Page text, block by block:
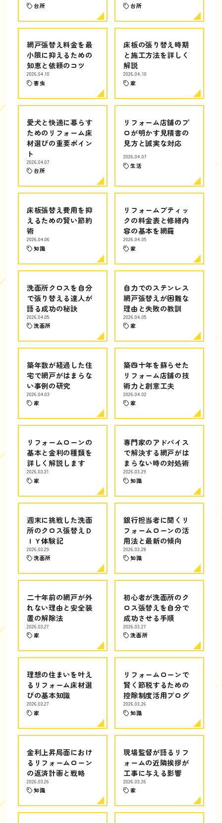
台所 台所
網戸張替え料金を最
小限に抑えるための
知恵と依頼のコツ
2026.04.10
害虫
床板の張り替え時期
と施工方法を詳しく
解説
2026.04.10
家
愛犬と快適に暮らす
ためのリフォーム床
材選びの重要ポイン
ト
2026.04.07
台所
リフォーム店舗のプ
ロが明かす見積書の
見方と誠実な対応
2026.04.07
生活
床板張替え費用を抑
えるための賢い節約
術
2026.04.06
知識
リフォームブティッ
クの料金表と修繕内
容の基本を網羅
2026.04.05
家
洗面所クロスを自分
で張り替える達人が
語る成功の秘訣
2026.04.05
洗面所
自力でのステンレス
網戸張替えが困難な
理由と失敗の教訓
2026.04.05
家
築年数が経過した住
宅で網戸がはまらな
い事例の研究
2026.04.03
家
築四十年を蘇らせた
リフォーム店舗の技
術力と創意工夫
2026.04.02
家
リフォームローンの
基本と金利の種類を
詳しく解説します
2026.03.31
家
専門家のアドバイス
で解決する網戸がは
まらない時の対処術
2026.03.29
知識
週末に挑戦した洗面
所のクロス張替えＤ
ＩＹ体験記
2026.03.29
洗面所
銀行担当者に聞くリ
フォームローンの活
用法と最新の傾向
2026.03.28
知識
二十年前の網戸が外
れない理由と安全装
置の解除法
2026.03.27
家
初心者が洗面所のク
ロス張替えを自分で
成功させる手順
2026.03.27
洗面所
理想の住まいを叶え
るリフォーム床材選
びの基本知識
2026.03.27
家
リフォームローンで
賢く節税するための
控除制度活用ブログ
2026.03.26
知識
金利上昇局面におけ
るリフォームローン
の返済計画と戦略
2026.03.26
知識
現場監督が語るリフ
ォームの近隣挨拶が
工事に与える影響
2026.03.26
家